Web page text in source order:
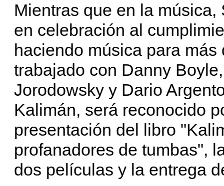
Mientras que en la
en celebración al
haciendo música para
trabajado con Danny
Jorodowsky y Dario
Kalimán, será reconocido
presentación del libro
profanadores de tumbas",
dos películas y la entrega